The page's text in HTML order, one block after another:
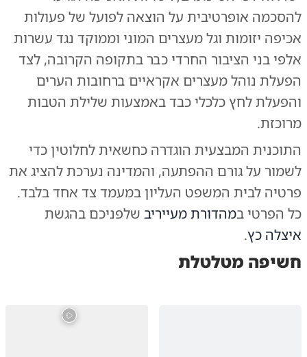
להסכמה אופרטיבית על הוצאה לפועל של פעולות
אכיפה יזומות וגל מעצרים המוני וממוקד נגד עשרות
אלפי בני הציבור החרדי כבר בתקופה הקרובה, לצד
הפעלת נוהל מעצרים אקראיים ברחובות הערים
והפעלת לחץ כלכלי כבד באמצעות שלילת הטבות
מרוכזת.
התוכנית המבצעית הוגדרה כחשאית לחלוטין כדי
לשמור על גורם ההפתעה, והמדינה נערכת להציג את
פרטיה לבית המשפט העליון במעמד צד אחד בלבד.
כל הפרטי במהדורת מעייריב שלפניכם בהגשת
איצלה כץ.
חשיפה מטלטלת